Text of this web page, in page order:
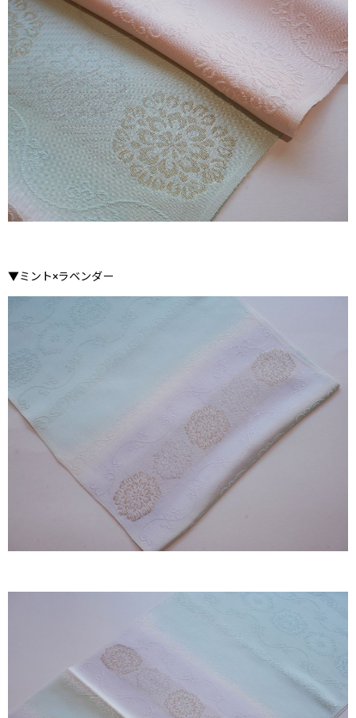
▼ミント×ラベンダー